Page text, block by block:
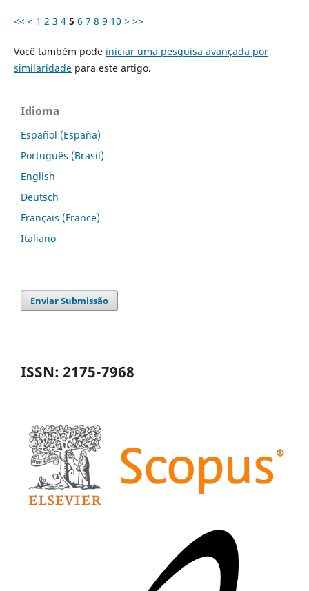
<< < 1 2 3 4 5 6 7 8 9 10 > >>
Você também pode iniciar uma pesquisa avançada por
similaridadepara este artigo.
Idioma
Español (España)
Português (Brasil)
English
Deutsch
Français (France)
Italiano
Enviar Submissão
ISSN: 2175-7968